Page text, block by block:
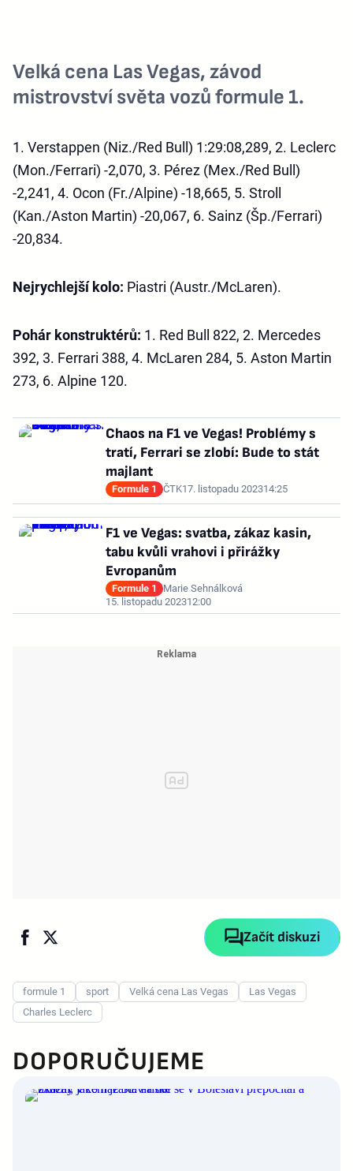
Velká cena Las Vegas, závod
mistrovství světa vozů formule 1.
1. Verstappen (Niz./Red Bull) 1:29:08,289, 2. Leclerc
(Mon./Ferrari) -2,070, 3. Pérez (Mex./Red Bull)
-2,241, 4. Ocon (Fr./Alpine) -18,665, 5. Stroll
(Kan./Aston Martin) -20,067, 6. Sainz (Šp./Ferrari)
-20,834.
Nejrychlejší kolo: Piastri (Austr./McLaren).
Pohár konstruktérů: 1. Red Bull 822, 2. Mercedes
392, 3. Ferrari 388, 4. McLaren 284, 5. Aston Martin
273, 6. Alpine 120.
Chaos na F1 ve Vegas! Problémy s
tratí, Ferrari se zlobí: Bude to stát
majlant
Formule 1 ČTK17. listopadu 202314:25
F1 ve Vegas: svatba, zákaz kasin,
tabu kvůli vrahovi i přirážky
Evropanům
Formule 1
Marie Sehnálková
15. listopadu 202312:00
Začít diskuzi
formule 1 sport Velká cena Las Vegas
Las Vegas
Charles Leclerc
DOPORUČUJEME